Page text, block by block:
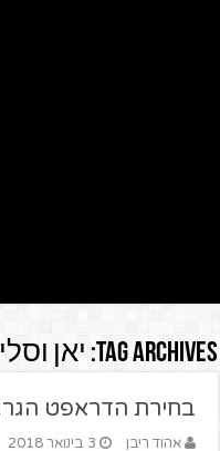
Tag Archives: יאן וסלי
בחירת הדראפט
אהוד ריבן 3 בינואר 2018